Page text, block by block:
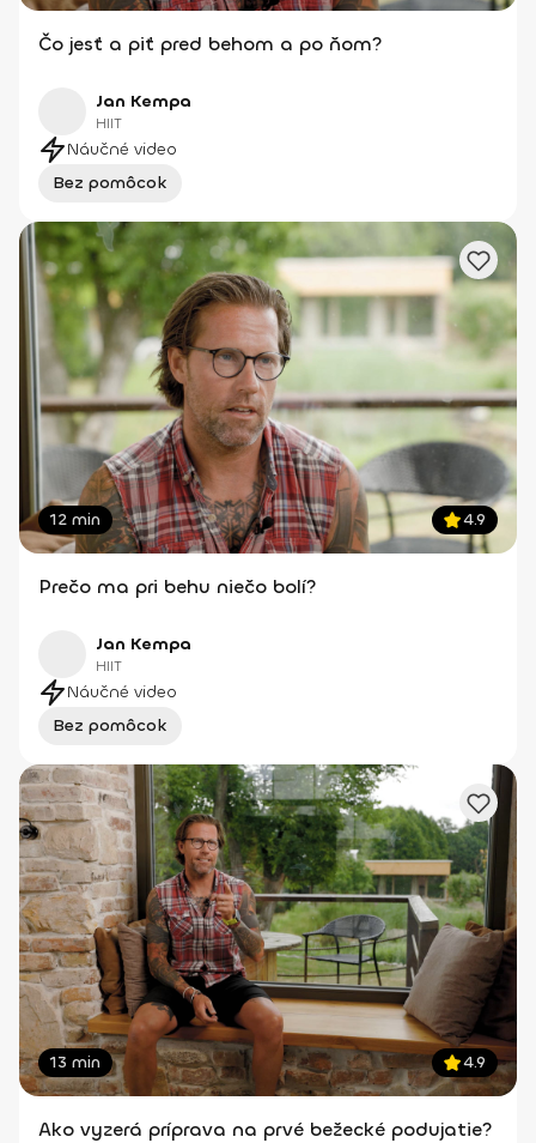
Čo jesť a piť pred behom a po ňom?
Jan Kempa
HIIT
Náučné video
Bez pomôcok
12 min 4.9
Prečo ma pri behu niečo bolí?
Jan Kempa
HIIT
Náučné video
Bez pomôcok
13 min 4.9
Ako vyzerá príprava na prvé bežecké podujatie?